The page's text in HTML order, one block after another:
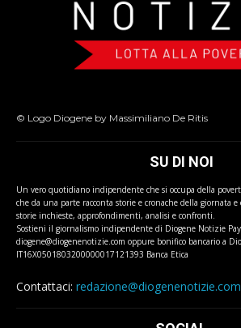
© Logo Diogene by Massimiliano De Ritis
SU DI NOI
Un vero quotidiano indipendente che si occupa della
che da una parte racconta storie e cronache della giornata
storie inchieste, approfondimenti, analisi e confronti.
Sostieni il giornalismo indipendente di Diogene Notizie
diogene@diogenenotizie.com oppure bonifico bancario a
IT16X0501803200000017121393 Banca Etica
Contattaci: redazione@diogenenotizie.com